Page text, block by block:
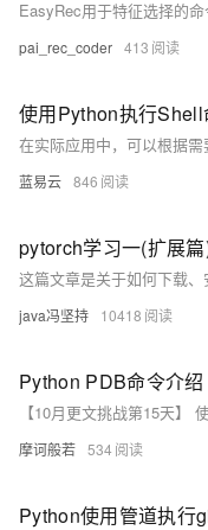
EasyRec用于特征选择的
pai_rec_coder 413
使用Python执行
蓝易云 846
java冯坚持 10418
Python PDB命令介绍
摩诃般若 534
Python使用管道执行